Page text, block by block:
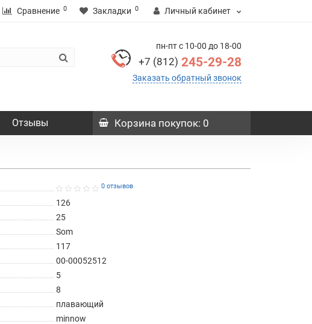
Сравнение 0 Закладки 0 Личный кабинет
пн-пт с 10-00 до 18-00
+7 (812) 245-29-28
Заказать обратный звонок
Отзывы Корзина покупок: 0
0 отзывов
126
25
Som
117
00-00052512
5
8
плавающий
minnow